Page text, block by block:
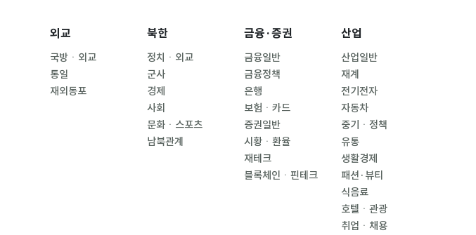
외교
국방ㆍ외교
통일
재외동포
북한
정치ㆍ외교
군사
경제
사회
문화ㆍ스포츠
남북관계
금융·증권
금융일반
금융정책
은행
보험ㆍ카드
증권일반
시황ㆍ환율
재테크
블록체인ㆍ핀테크
산업
산업일반
재계
전기전자
자동차
중기ㆍ정책
유통
생활경제
패션·뷰티
식음료
호텔ㆍ관광
취업ㆍ채용